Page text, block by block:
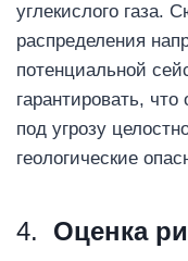
углекислого газа.
распределения
потенциальной
гарантировать,
под угрозу
геологические
4. Оценка